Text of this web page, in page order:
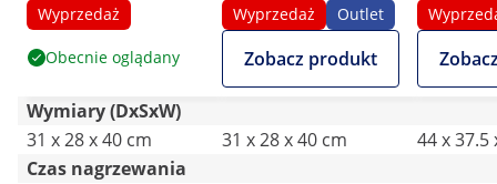
Wyprzedaż
Obecnie oglądany
W
Wyprzedaż Outlet
Zobacz produkt
/ 25 bułek
Wymiary (DxSxW)
31 x 28 x 40 cm
31 x 28 x 40 cm
44 x 37.5
Czas nagrzewania